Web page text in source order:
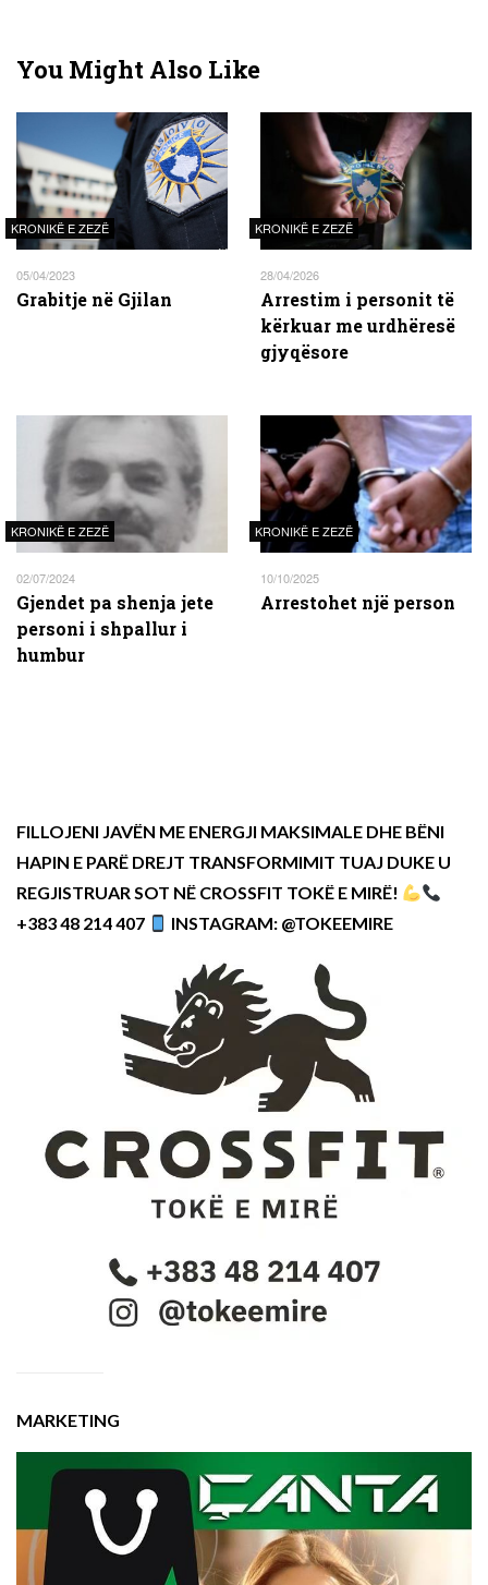
You Might Also Like
KRONIKË E ZEZË
05/04/2023
Grabitje në Gjilan
KRONIKË E ZEZË
28/04/2026
Arrestim i personit të
kërkuar me urdhëresë
gjyqësore
KRONIKË E ZEZË
02/07/2024
Gjendet pa shenja jete
personi i shpallur i
humbur
KRONIKË E ZEZË
10/10/2025
Arrestohet një person
FILLOJENI JAVËN ME ENERGJI MAKSIMALE DHE BËNI
HAPIN E PARË DREJT TRANSFORMIMIT TUAJ DUKE U
REGJISTRUAR SOT NË CROSSFIT TOKË E MIRË!
+383 48 214 407
INSTAGRAM: @TOKEEMIRE
MARKETING